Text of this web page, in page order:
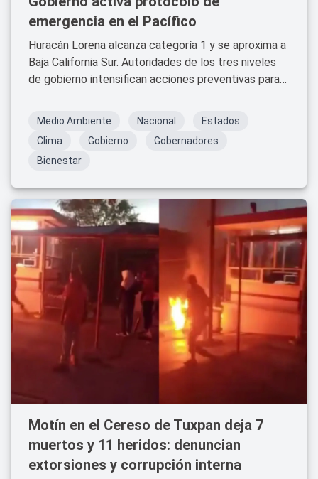
emergencia en el Pacífico
Huracán Lorena alcanza categoría 1 y se aproxima a
Baja California Sur. Autoridades de los tres niveles
de gobierno intensifican acciones preventivas para
afectadas, recomendaciones clave y medidas
Medio Ambiente Nacional
Estados
Clima
Gobierno
Gobernadores
Bienestar
Motín en el Cereso de Tuxpan deja 7
muertos y 11 heridos: denuncian
extorsiones y corrupción interna